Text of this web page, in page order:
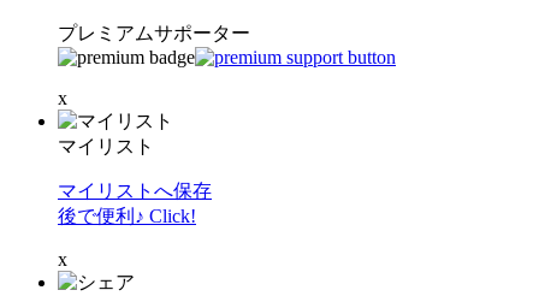
プレミアムサポーター
x
マイリスト
マイリストへ保存
後で便利♪ Click!
x